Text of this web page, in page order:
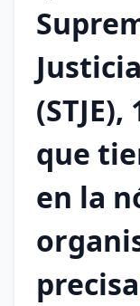
que
en la